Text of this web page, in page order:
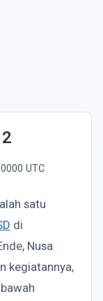
UTC
satu
di
Nusa
kegiatannya,